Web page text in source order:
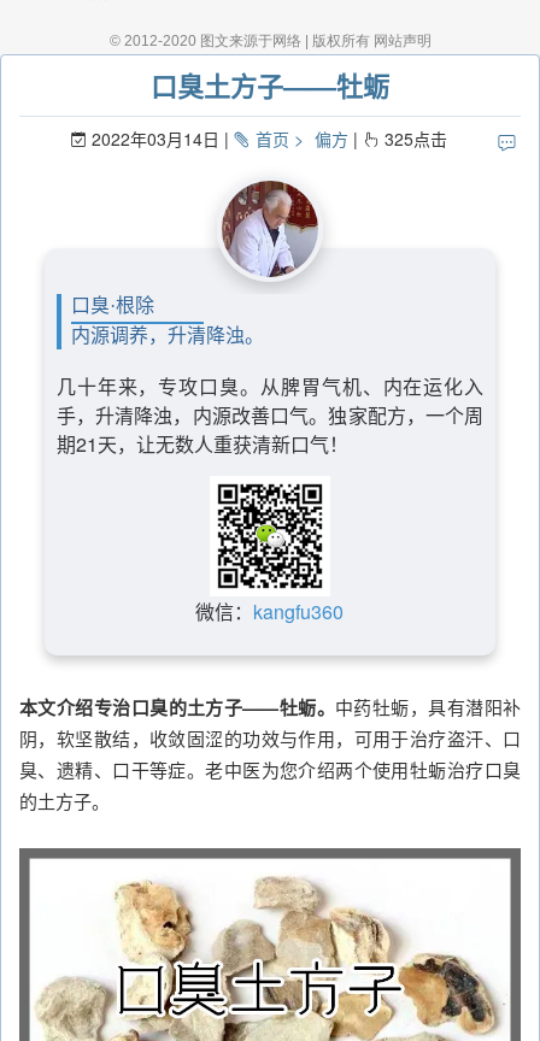
口臭土方子——牡蛎
2022年03月14日 首页 偏方 325点击
口臭·根除
内源调养，升清降浊。
几十年来，专攻口臭。从脾胃气机、内在运化入
手，升清降浊，内源改善口气。独家配方，一个周
期21天，让无数人重获清新口气！
微信： kangfu360
本文介绍专治口臭的土方子——牡蛎。 中药牡蛎，具有潜阳补
阴，软坚散结，收敛固涩的功效与作用，可用于治疗盗汗、口
臭、遗精、口干等症。老中医为您介绍两个使用牡蛎治疗口臭
的土方子。